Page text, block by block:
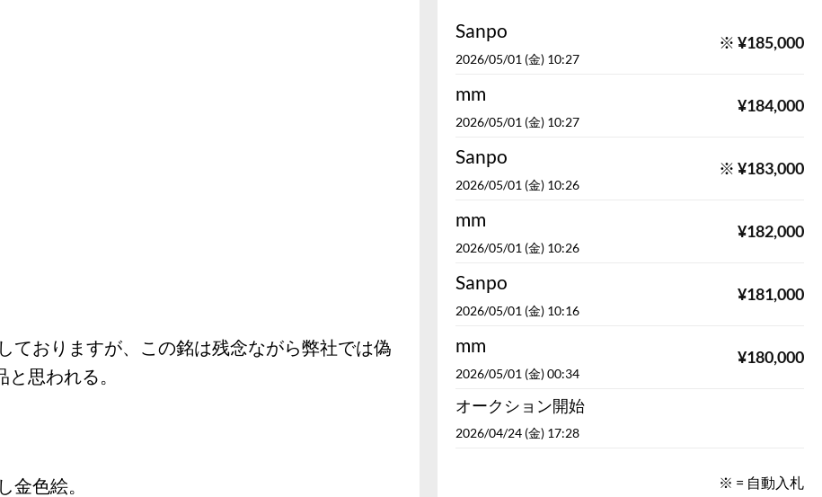
ておりますが、この銘は残念ながら弊社では偽
思われる。
金色絵。
Sanpo
2026/05/01 (金) 10:27
※ ¥185,000
mm
2026/05/01 (金) 10:27
¥184,000
Sanpo
2026/05/01 (金) 10:26
※ ¥183,000
mm
2026/05/01 (金) 10:26
¥182,000
Sanpo
2026/05/01 (金) 10:16
¥181,000
mm
2026/05/01 (金) 00:34
¥180,000
オークション開始
2026/04/24 (金) 17:28
※ = 自動入札